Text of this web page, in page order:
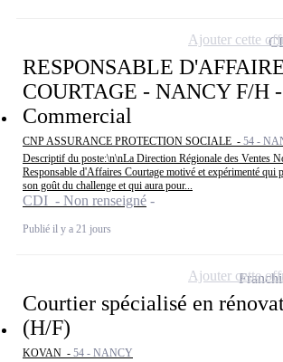
RESPONSABLE
COURTAGE - NANCY F/H -
Commercial
CNP ASSURANCE PROTECTION SOCIALE - 54 -
Descriptif du poste:\n\nLa Direction Régionale des Ventes
Responsable d'Affaires Courtage motivé et expérimenté qui
son goût du challenge et qui aura pour...
CDI - Non renseigné
Publié il y a 21 jours
Ajouter cette
Courtier spécialisé en
(H/F)
KOVAN - 54 - NANCY
Ajouter cette